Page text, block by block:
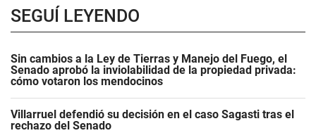
SEGUÍ LEYENDO
Sin cambios a la Ley de Tierras y Manejo del Fuego, el
Senado aprobó la inviolabilidad de la propiedad privada:
cómo votaron los mendocinos
Villarruel defendió su decisión en el caso Sagasti tras el
rechazo del Senado